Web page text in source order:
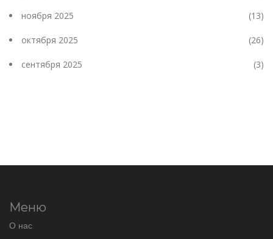
ноября 2025 (13)
октября 2025 (26)
сентября 2025 (3)
Меню
О нас